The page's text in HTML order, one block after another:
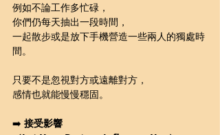
例如不論工作多忙碌，
你們仍每天抽出一段時間，
一起散步或是放下手機營造一些兩人的獨處時
間。
只要不是忽視對方或遠離對方，
感情也就能慢慢穩固。
➡️ 接受影響